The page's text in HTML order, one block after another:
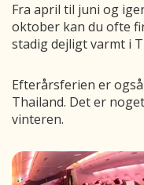
Fra april til juni og
oktober kan du ofte
stadig dejligt varmt i
Efterårsferien er
Thailand. Det er
vinteren.